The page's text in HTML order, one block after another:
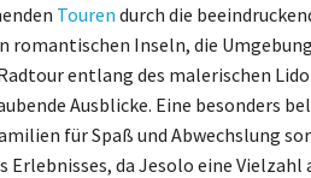
Touren durch die
romantischen Inseln, die
entlang des malerischen
Ausblicke. Eine besonders
für Spaß und Abwechslung
Erlebnisses, da Jesolo eine